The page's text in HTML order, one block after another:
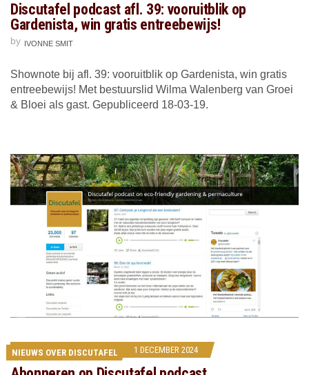
Discutafel podcast afl. 39: vooruitblik op
Gardenista, win gratis entreebewijs!
by IVONNE SMIT
Shownote bij afl. 39: vooruitblik op Gardenista, win gratis
entreebewijs! Met bestuurslid Wilma Walenberg van Groei
& Bloei als gast. Gepubliceerd 18-03-19.
NIEUWS OVER DISCUTAFEL 1 DECEMBER 2024